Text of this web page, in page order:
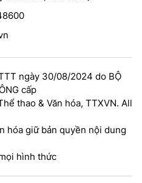
ngày 30/08/2024 do BỘ
cấp
thao & Văn hóa, TTXVN. All
hóa giữ bản quyền nội dung
hình thức